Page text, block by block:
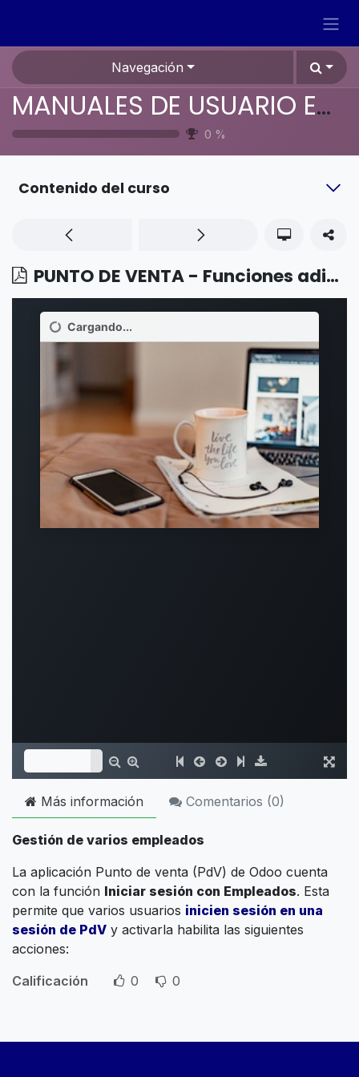
Navegación
MANUALES DE USUARIO EN ESPAÑOL ODOO 19
0 %
Contenido del curso
PUNTO DE VENTA - Funciones adicionales - Gestión de varios empleados
Más información Comentarios (0)
Gestión de varios empleados
La aplicación Punto de venta (PdV) de Odoo cuenta
con la función Iniciar sesión con Empleados. Esta
permite que varios usuarios inicien sesión en una
sesión de PdV y activarla habilita las siguientes
acciones:
Calificación
0 0